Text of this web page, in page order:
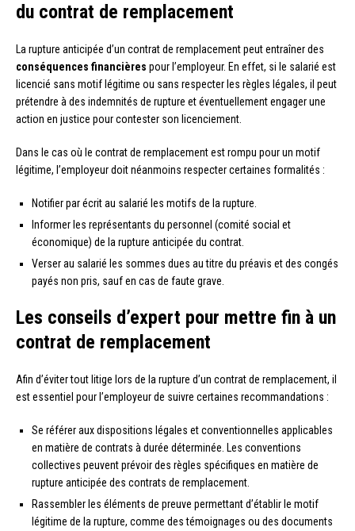
du contrat de remplacement
La rupture anticipée d’un contrat de remplacement peut entraîner des
conséquences financières pour l’employeur. En effet, si le salarié est
licencié sans motif légitime ou sans respecter les règles légales, il peut
prétendre à des indemnités de rupture et éventuellement engager une
action en justice pour contester son licenciement.
Dans le cas où le contrat de remplacement est rompu pour un motif
légitime, l’employeur doit néanmoins respecter certaines formalités :
Notifier par écrit au salarié les motifs de la rupture.
Informer les représentants du personnel (comité social et
économique) de la rupture anticipée du contrat.
Verser au salarié les sommes dues au titre du préavis et des congés
payés non pris, sauf en cas de faute grave.
Les conseils d’expert pour mettre fin à un
contrat de remplacement
Afin d’éviter tout litige lors de la rupture d’un contrat de remplacement, il
est essentiel pour l’employeur de suivre certaines recommandations :
Se référer aux dispositions légales et conventionnelles applicables
en matière de contrats à durée déterminée. Les conventions
collectives peuvent prévoir des règles spécifiques en matière de
rupture anticipée des contrats de remplacement.
Rassembler les éléments de preuve permettant d’établir le motif
légitime de la rupture, comme des témoignages ou des documents